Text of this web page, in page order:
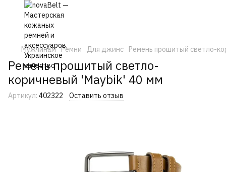
Мужчинам Ремни Для джинс Ремень прошитый светло-
Ремень прошитый светло-
коричневый 'Maybik' 40 мм
Артикул: 402322 Оставить отзыв